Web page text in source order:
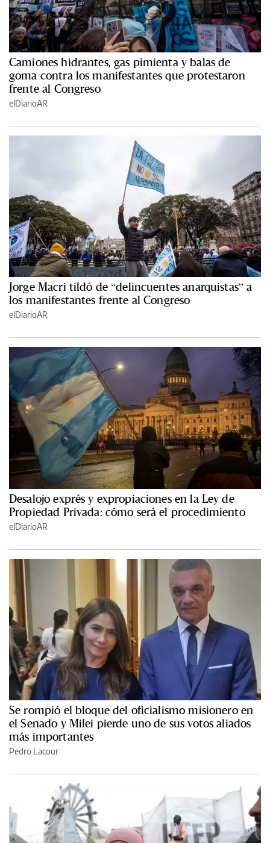
Camiones hidrantes, gas pimienta y balas de
goma contra los manifestantes que protestaron
frente al Congreso
elDiarioAR
Jorge Macri tildó de “delincuentes anarquistas” a
los manifestantes frente al Congreso
elDiarioAR
Desalojo exprés y expropiaciones en la Ley de
Propiedad Privada: cómo será el procedimiento
elDiarioAR
Se rompió el bloque del oficialismo misionero en
el Senado y Milei pierde uno de sus votos aliados
más importantes
Pedro Lacour